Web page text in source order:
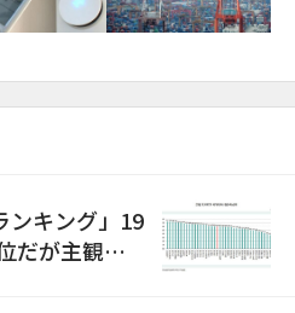
ンキング」19
だが主観的